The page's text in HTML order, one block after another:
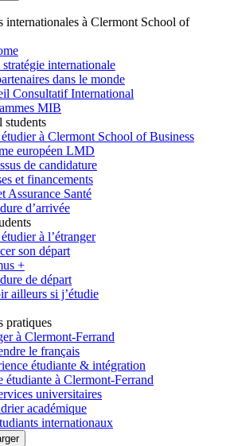
internationales à Clermont School of
internationale
dans le monde
Consultatif International
MIB
students
à Clermont School of Business
européen LMD
de candidature
et financements
Assurance Santé
d’arrivée
à l’étranger
son départ
+
de départ
ailleurs si j’étudie
pratiques
à Clermont-Ferrand
le français
étudiante & intégration
étudiante à Clermont-Ferrand
universitaires
académique
internationaux